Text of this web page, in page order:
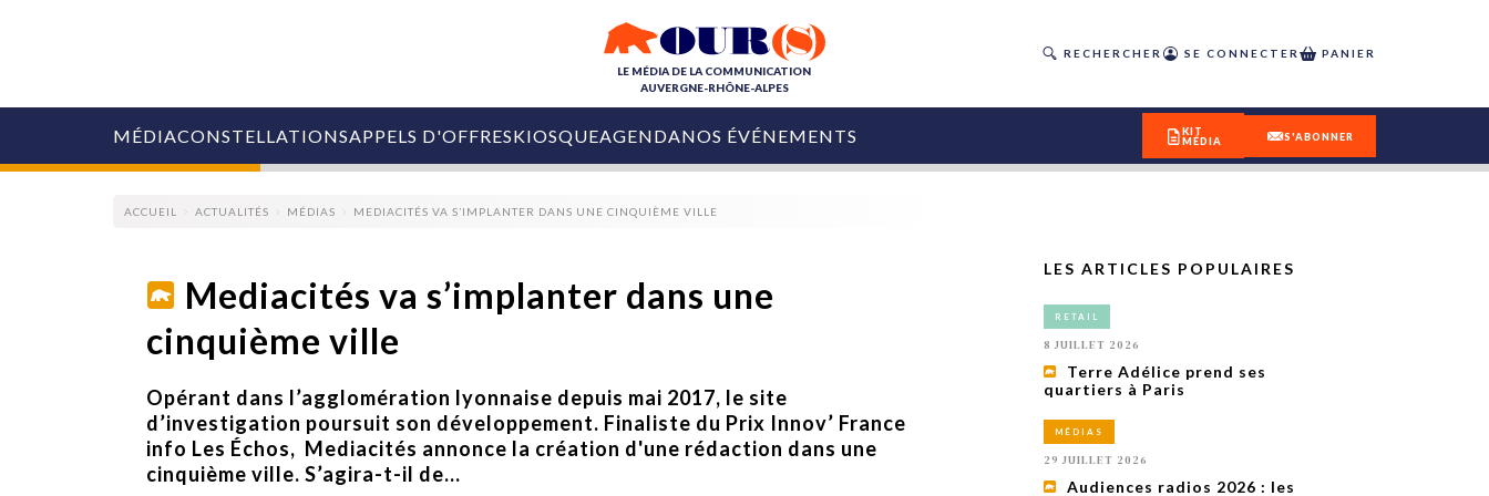
LE MÉDIA DE LA COMMUNICATION
AUVERGNE-RHÔNE-ALPES
RECHERCHER SE CONNECTER PANIER
MÉDIA
COLLECTIVITÉS
MARQUES
AGENCES
RETAIL
MÉDIAS
MANAGEMENT
ÉVÉNEMENTIELS
Nice : Denis Zanon
est décédé
Tourisme lance
Ardèche Trip
Planner
29 JUILLET 2026
[Debrief] Loire Tourisme
mise sur la déconnexion en
CONSTELLATIONSAPPELS D'OFFRESKIOSQUEAGENDANOS ÉVÉNEMENTS
OURS DE LA COM
OURS DU DIGITAL
KIT
MÉDIA
S'ABONNER
ACCUEIL ACTUALITÉS MÉDIAS MEDIACITÉS VA S’IMPLANTER DANS UNE CINQUIÈME VILLE
Mediacités va s’implanter dans une
cinquième ville
Opérant dans l’agglomération lyonnaise depuis mai 2017, le site
d’investigation poursuit son développement. Finaliste du Prix Innov’ France
info Les Échos, Mediacités annonce la création d'une rédaction dans une
cinquième ville. S’agira-t-il de...
LES ARTICLES POPULAIRES
RETAIL
8 JUILLET 2026
Terre Adélice prend ses
quartiers à Paris
MÉDIAS
29 JUILLET 2026
Audiences radios 2026 : les